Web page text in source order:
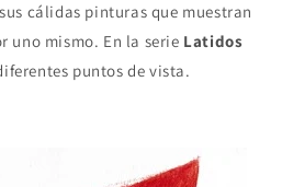
cálidas pinturas que muestran
uno mismo. En la serie Latidos
puntos de vista.